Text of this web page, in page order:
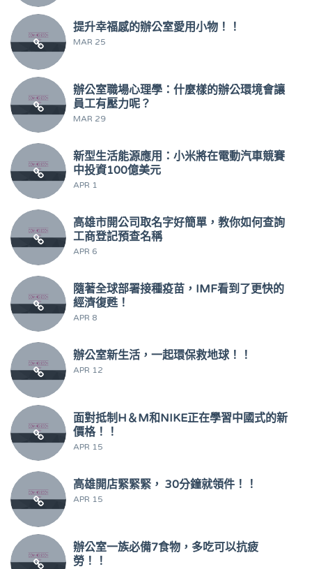
提升幸福感的辦公室愛用小物！！
MAR 25
辦公室職場心理學：什麼樣的辦公環境會讓
員工有壓力呢？
MAR 29
新型生活能源應用：小米將在電動汽車競賽
中投資100億美元
APR 1
高雄市開公司取名字好簡單，教你如何查詢
工商登記預查名稱
APR 6
隨著全球部署接種疫苗，IMF看到了更快的
經濟復甦！
APR 8
辦公室新生活，一起環保救地球！！
APR 12
面對抵制H＆M和NIKE正在學習中國式的新
價格！！
APR 15
高雄開店緊緊緊， 30分鐘就領件！！
APR 15
辦公室一族必備7食物，多吃可以抗疲
勞！！